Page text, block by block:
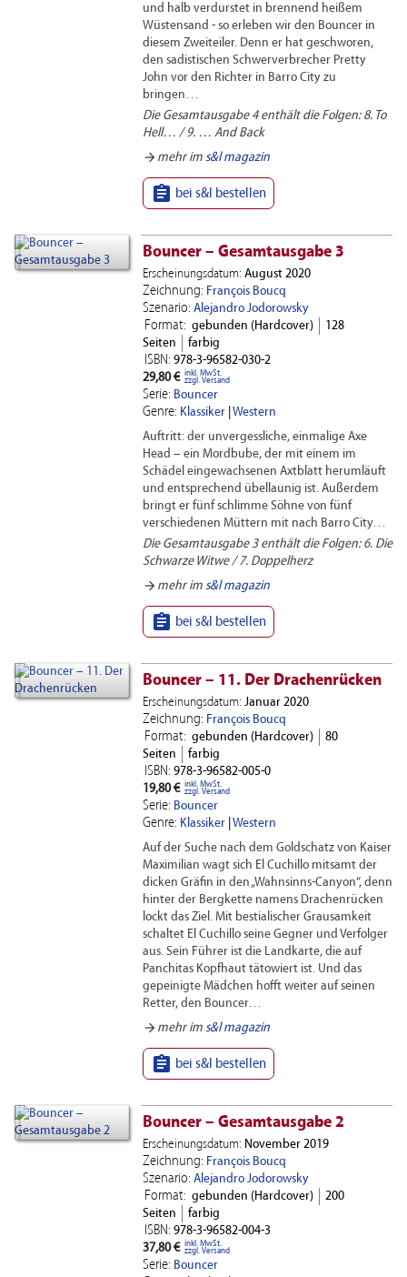
und halb verdurstet in brennend heißem
Wüstensand - so erleben wir den Bouncer in
diesem Zweiteiler. Denn er hat geschworen,
den sadistischen Schwerverbrecher Pretty
John vor den Richter in Barro City zu
bringen…
Die Gesamtausgabe 4 enthält die Folgen: 8. To
Hell… / 9. … And Back
arrow_forward mehr im s&l magazin
 bei s&l bestellen
Bouncer – Gesamtausgabe 3
Erscheinungsdatum: August 2020
Zeichnung: François Boucq
Szenario: Alejandro Jodorowsky
Format: gebunden (Hardcover)
128
Seiten
farbig
ISBN: 978-3-96582-030-2
29,80 € inkl. MwSt.
zzgl. Versand
Serie: Bouncer
Genre: Klassiker| Western
Auftritt: der unvergessliche, einmalige Axe
Head – ein Mordbube, der mit einem im
Schädel eingewachsenen Axtblatt herumläuft
und entsprechend übellaunig ist. Außerdem
bringt er fünf schlimme Söhne von fünf
verschiedenen Müttern mit nach Barro City…
Die Gesamtausgabe 3 enthält die Folgen: 6. Die
Schwarze Witwe / 7. Doppelherz
arrow_forward mehr im s&l magazin
 bei s&l bestellen
Bouncer – 11. Der Drachenrücken
Erscheinungsdatum: Januar 2020
Zeichnung: François Boucq
Format: gebunden (Hardcover)
80
Seiten
farbig
ISBN: 978-3-96582-005-0
19,80 € inkl. MwSt.
zzgl. Versand
Serie: Bouncer
Genre: Klassiker| Western
Auf der Suche nach dem Goldschatz von Kaiser
Maximilian wagt sich El Cuchillo mitsamt der
dicken Gräfin in den „Wahnsinns-Canyon“, denn
hinter der Bergkette namens Drachenrücken
lockt das Ziel. Mit bestialischer Grausamkeit
schaltet El Cuchillo seine Gegner und Verfolger
aus. Sein Führer ist die Landkarte, die auf
Panchitas Kopfhaut tätowiert ist. Und das
gepeinigte Mädchen hofft weiter auf seinen
Retter, den Bouncer…
arrow_forward mehr im s&l magazin
 bei s&l bestellen
Bouncer – Gesamtausgabe 2
Erscheinungsdatum: November 2019
Zeichnung: François Boucq
Szenario: Alejandro Jodorowsky
Format: gebunden (Hardcover)
200
Seiten
farbig
ISBN: 978-3-96582-004-3
37,80 € inkl. MwSt.
zzgl. Versand
Serie: Bouncer